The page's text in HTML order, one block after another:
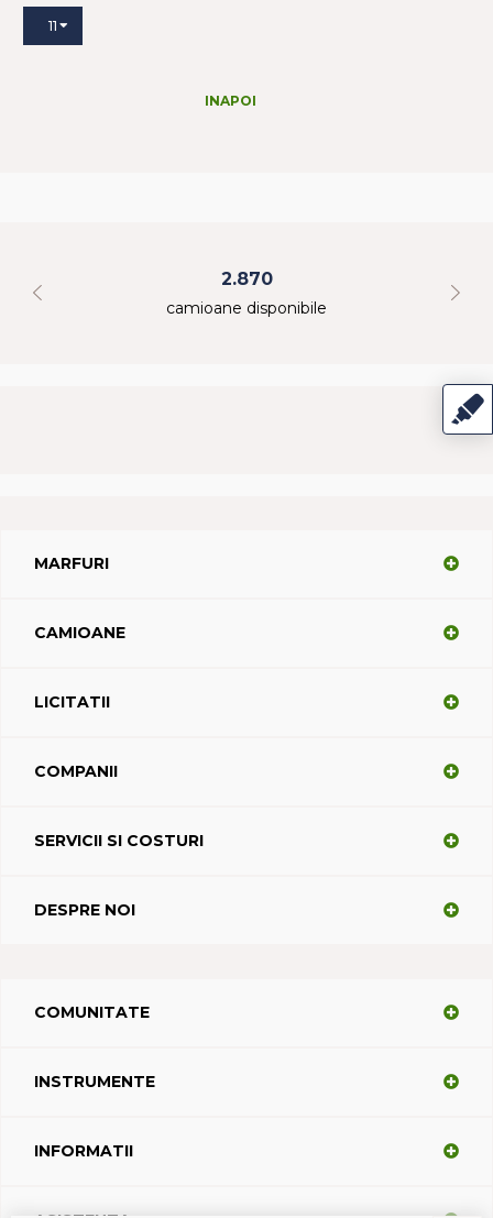
11
INAPOI
2.870
camioane disponibile
MARFURI
CAMIOANE
LICITATII
COMPANII
SERVICII SI COSTURI
DESPRE NOI
COMUNITATE
INSTRUMENTE
INFORMATII